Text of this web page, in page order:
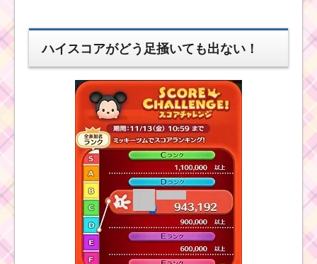
ハイスコアがどう足掻いても出ない！